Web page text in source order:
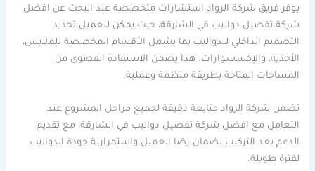
يوفر فريق شركة الرواد استشارات متخصصة عند البحث عن افضل
شركة تفصيل دواليب في الشارقة، حيث يمكن للعميل تحديد
التصميم الداخلي للدواليب بما يشمل الأقسام المخصصة للملابس،
الأحذية، والإكسسوارات. هذا يضمن الاستفادة القصوى من
المساحات المتاحة بطريقة منظمة وعملية.
تضمن شركة الرواد متابعة دقيقة لجميع مراحل المشروع عند
التعامل مع افضل شركة تفصيل دواليب في الشارقة، مع تقديم
الدعم بعد التركيب لضمان رضا العميل واستمرارية جودة الدواليب
لفترة طويلة.